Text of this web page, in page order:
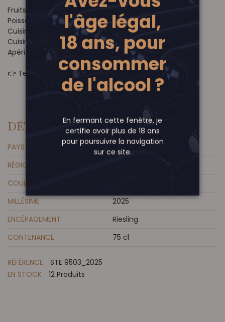
Fruits de mer
Poissons grillés ou en sauce
Cuisine belge (moules, crevettes)
Cuisine asiatique
Apéritif
👉 Température idéale : 8–10°C
DÉTAILS DU PRODUIT
PAYS
Allemagne
RÉGION
COULEUR
MILLÉSIME
2025
ENCÉPAGEMENT
Riesling
CONTENANCE
75 cl
RÉFÉRENCE
STE 9503_2025
EN STOCK
12 Produits
l'âge légal,
18 ans, pour
consommer
de l'alcool ?
En fermant cette fenêtre, je
certifie avoir plus de 18 ans
pour poursuivre la navigation
sur ce site.